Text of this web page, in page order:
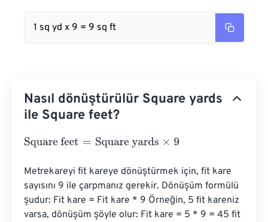
1 sq yd x 9 = 9 sq ft
Nasıl dönüştürülür Square yards
ile Square feet?
Square feet= Square yards×9
Metrekareyi fit kareye dönüştürmek için, fit kare
sayısını 9 ile çarpmanız gerekir. Dönüşüm formülü
şudur: Fit kare = Fit kare * 9 Örneğin, 5 fit kareniz
varsa, dönüşüm şöyle olur: Fit kare = 5 * 9 = 45 fit